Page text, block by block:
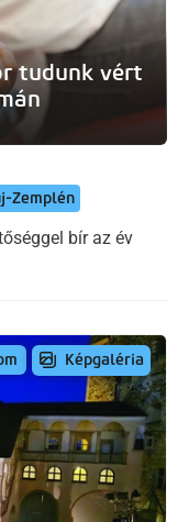
tudunk vért
Zemplén
bír az év
Képgaléria